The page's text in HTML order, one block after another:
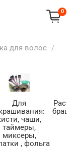
0
для волос
Для
чаши,
таймеры,
миксеры,
, фольга